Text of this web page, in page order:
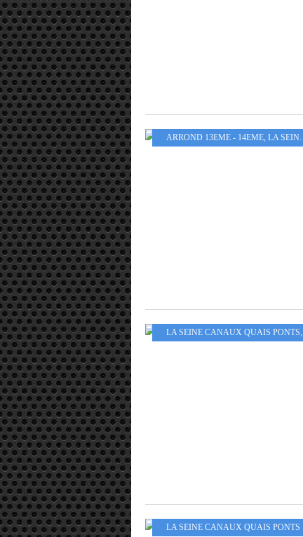
ARROND 13EME - 14EME, LA SEINE CANAUX QUAIS PONTS
LA SEINE CANAUX QUAIS PONTS,
LA SEINE CANAUX QUAIS PONTS